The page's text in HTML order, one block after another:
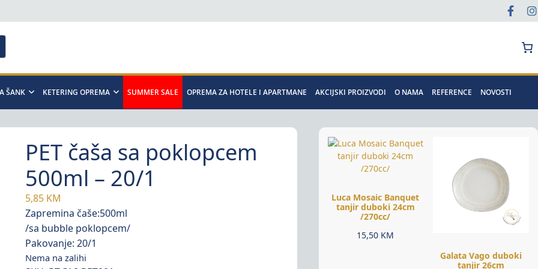
ŠANK KETERING OPREMA SUMMER SALE OPREMA ZA HOTELE I APARTMANE AKCIJSKI PROIZVODI O NAMA REFERENCE NOVOSTI
PET čaša sa poklopcem
500ml – 20/1
5,85 KM
Zapremina čaše:500ml
/sa bubble poklopcem/
Pakovanje: 20/1
Nema na zalihi
Luca Mosaic Banquet
tanjir duboki 24cm
/270cc/
15,50 KM
Galata Vago duboki
tanjir 26cm